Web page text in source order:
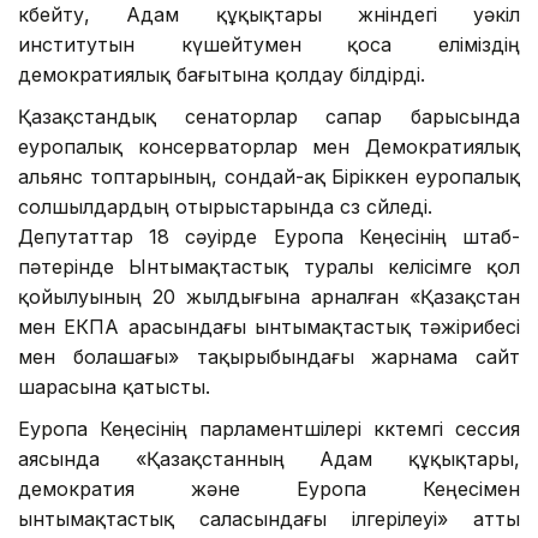
көбейту, Адам құқықтары жөніндегі уәкіл
институтын күшейтумен қоса еліміздің
демократиялық бағытына қолдау білдірді.
Қазақстандық сенаторлар сапар барысында
еуропалық консерваторлар мен Демократиялық
альянс топтарының, сондай-ақ Біріккен еуропалық
солшылдардың отырыстарында сөз сөйледі.
Депутаттар 18 сәуірде Еуропа Кеңесінің штаб-
пәтерінде Ынтымақтастық туралы келісімге қол
қойылуының 20 жылдығына арналған «Қазақстан
мен ЕКПА арасындағы ынтымақтастық тәжірибесі
мен болашағы» тақырыбындағы жарнама сайт
шарасына қатысты.
Еуропа Кеңесінің парламентшілері көктемгі сессия
аясында «Қазақстанның Адам құқықтары,
демократия және Еуропа Кеңесімен
ынтымақтастық саласындағы ілгерілеуі» атты